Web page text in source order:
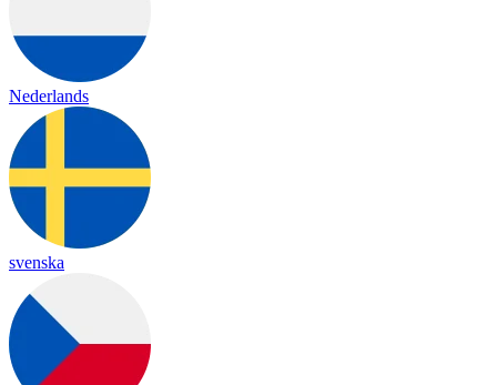
Nederlands
svenska